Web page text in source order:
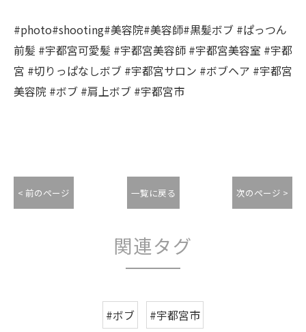
#photo#shooting#美容院#美容師#黒髪ボブ #ぱっつん
前髪 #宇都宮可愛髪 #宇都宮美容師 #宇都宮美容室 #宇都
宮 #切りっぱなしボブ #宇都宮サロン #ボブヘア #宇都宮
美容院 #ボブ #肩上ボブ #宇都宮市
< 前のページ 一覧に戻る 次のページ >
関連タグ
#ボブ #宇都宮市